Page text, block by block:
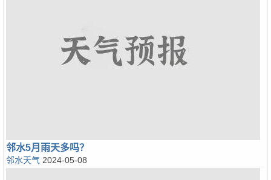
邻水5月雨天多吗？
邻水天气 2024-05-08